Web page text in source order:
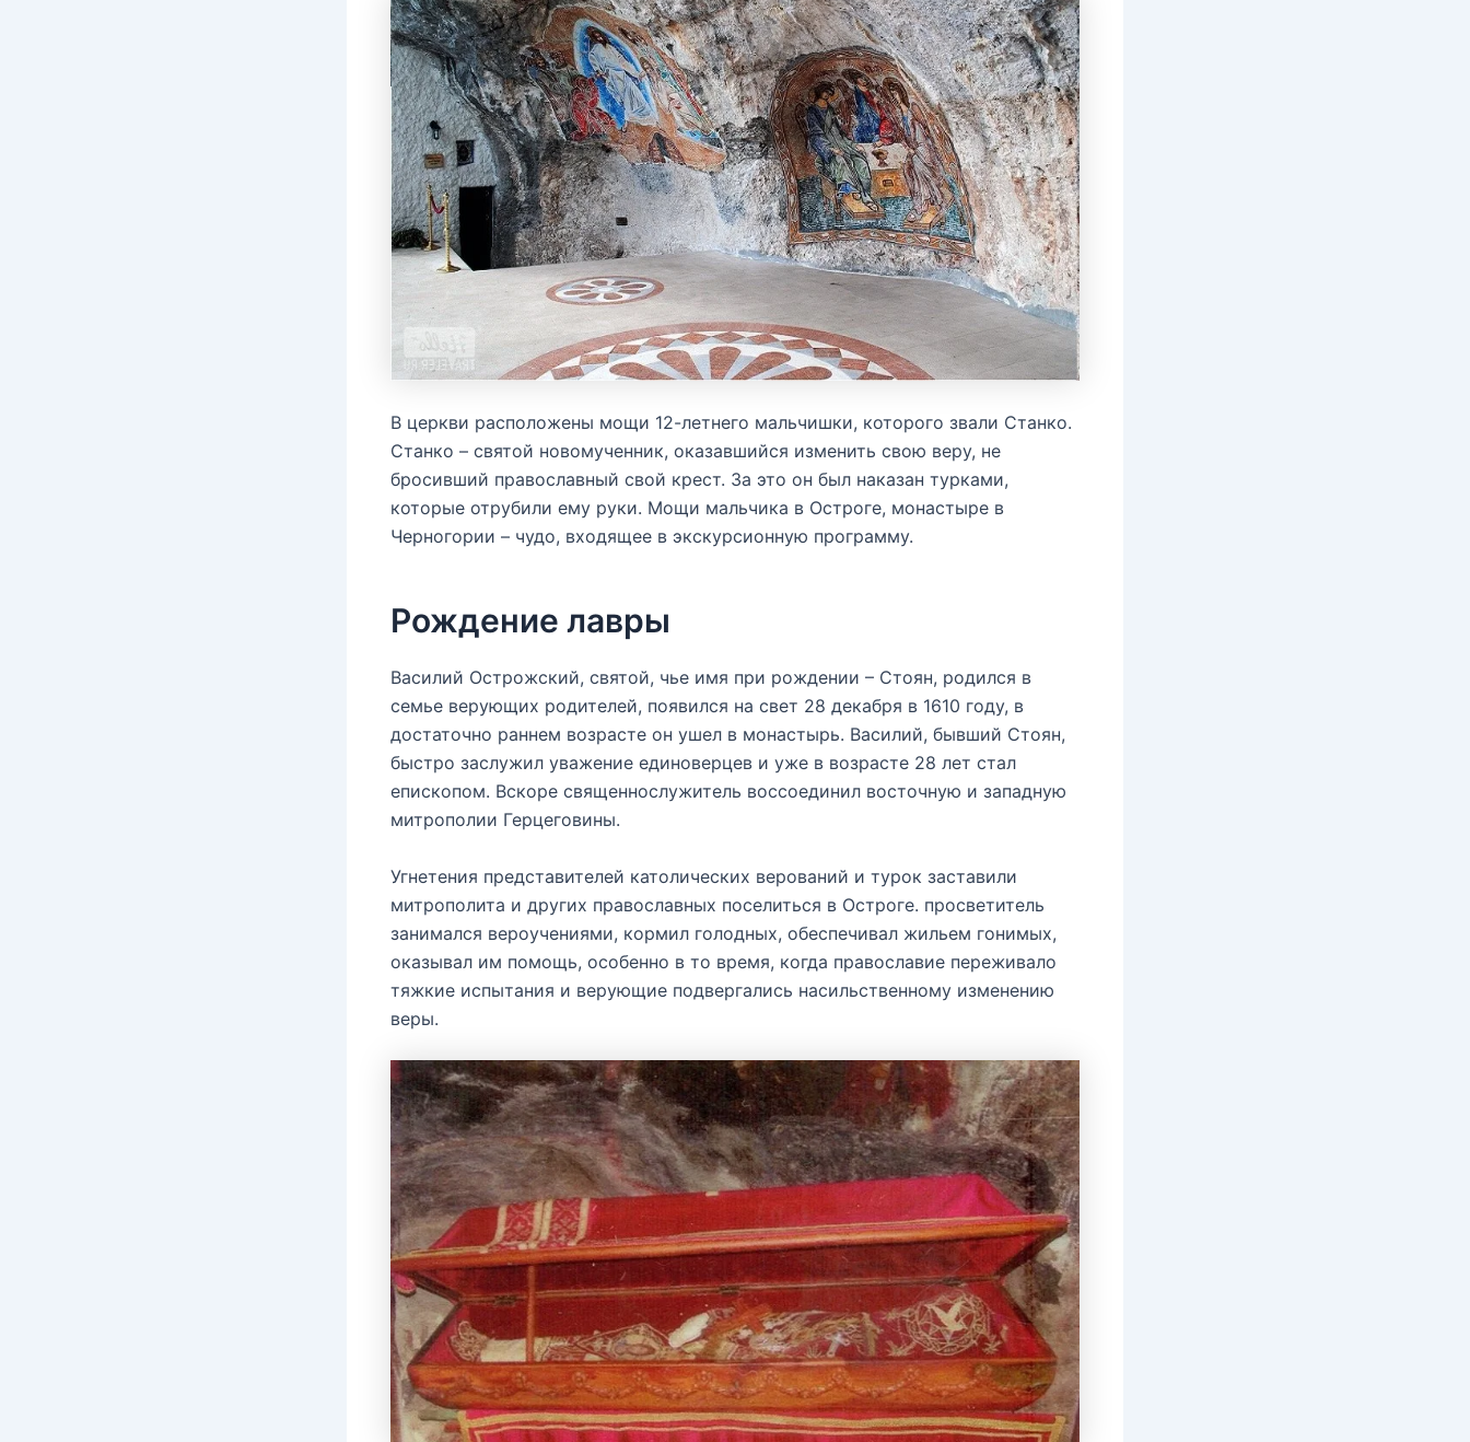
В церкви расположены мощи 12-летнего мальчишки, которого звали Станко.
Станко – святой новомученник, оказавшийся изменить свою веру, не
бросивший православный свой крест. За это он был наказан турками,
которые отрубили ему руки. Мощи мальчика в Остроге, монастыре в
Черногории – чудо, входящее в экскурсионную программу.
Рождение лавры
Василий Острожский, святой, чье имя при рождении – Стоян, родился в
семье верующих родителей, появился на свет 28 декабря в 1610 году, в
достаточно раннем возрасте он ушел в монастырь. Василий, бывший Стоян,
быстро заслужил уважение единоверцев и уже в возрасте 28 лет стал
епископом. Вскоре священнослужитель воссоединил восточную и западную
митрополии Герцеговины.
Угнетения представителей католических верований и турок заставили
митрополита и других православных поселиться в Остроге. просветитель
занимался вероучениями, кормил голодных, обеспечивал жильем гонимых,
оказывал им помощь, особенно в то время, когда православие переживало
тяжкие испытания и верующие подвергались насильственному изменению
веры.